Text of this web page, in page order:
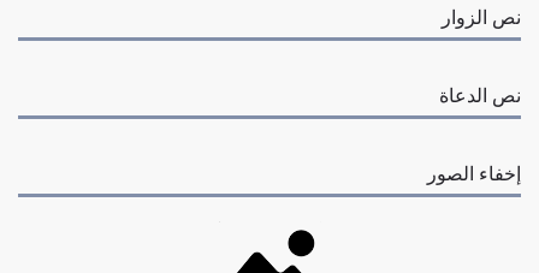
نص الزوار
نص الدعاة
إخفاء الصور